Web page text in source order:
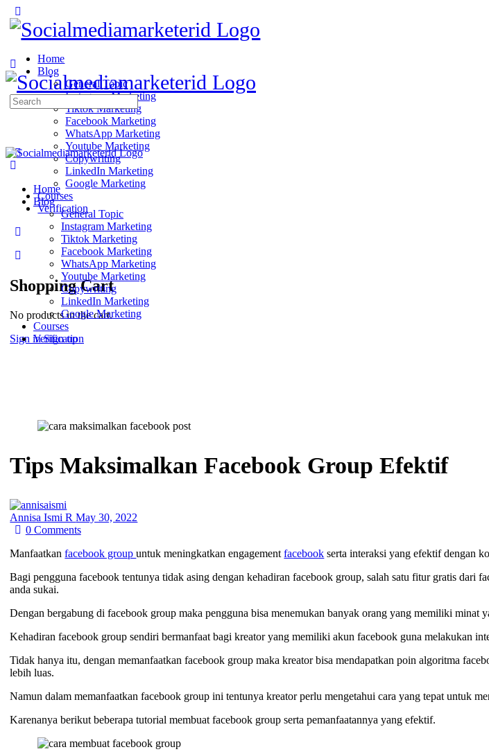
Home
Blog
General Topic
Instagram Marketing
Tiktok Marketing
Facebook Marketing
WhatsApp Marketing
Youtube Marketing
Copywriting
LinkedIn Marketing
Google Marketing
Courses
Verification
Shopping Cart
No products in the cart.
Sign in Sign up
Search
for:
Home
Blog
General Topic
Instagram Marketing
Tiktok Marketing
Facebook Marketing
WhatsApp Marketing
Youtube Marketing
Copywriting
LinkedIn Marketing
Google Marketing
Courses
Verification
Tips Maksimalkan Facebook Group Efektif
Annisa Ismi RMay 30, 2022
0 Comments
Manfaatkanfacebook groupuntuk meningkatkan engagementfacebook serta interaksi yang efektif dengan
Bagi pengguna facebook tentunya tidak asing dengan kehadiran facebook group, salah satu fitur gratis dari
anda sukai.
Dengan bergabung di facebook group maka pengguna bisa menemukan banyak orang yang memiliki minat
Kehadiran facebook group sendiri bermanfaat bagi kreator yang memiliki akun facebook guna melakukan
Tidak hanya itu, dengan memanfaatkan facebook group maka kreator bisa mendapatkan poin algoritma
lebih luas.
Namun dalam memanfaatkan facebook group ini tentunya kreator perlu mengetahui cara yang tepat untuk
Karenanya berikut beberapa tutorial membuat facebook group serta pemanfaatannya yang efektif.